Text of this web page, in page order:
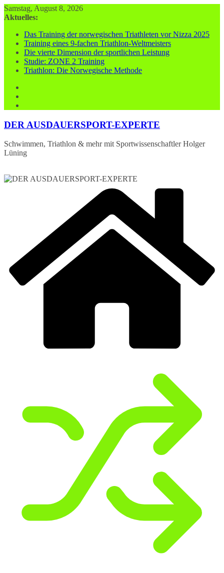
Zum
Inhalt
Samstag, August 8, 2026
Aktuelles:
Das Training der norwegischen Triathleten vor Nizza 2025
Training eines 9-fachen Triathlon-Weltmeisters
Die vierte Dimension der sportlichen Leistung
Studie: ZONE 2 Training
Triathlon: Die Norwegische Methode
DER AUSDAUERSPORT-EXPERTE
Schwimmen, Triathlon & mehr mit Sportwissenschaftler Holger
Lüning